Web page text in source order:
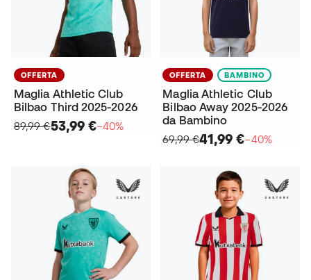
OFFERTA
Maglia Athletic Club
Bilbao Third 2025-2026
89,99 €53,99 €−40%
OFFERTA BAMBINO
Maglia Athletic Club
Bilbao Away 2025-2026
da Bambino
69,99 €41,99 €−40%